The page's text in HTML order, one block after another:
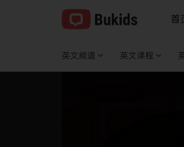
首
英文频道 英文课程